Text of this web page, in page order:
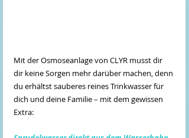
Mit der Osmoseanlage von CLYR musst dir
dir keine Sorgen mehr darüber machen, denn
du erhältst sauberes reines Trinkwasser für
dich und deine Familie – mit dem gewissen
Extra: